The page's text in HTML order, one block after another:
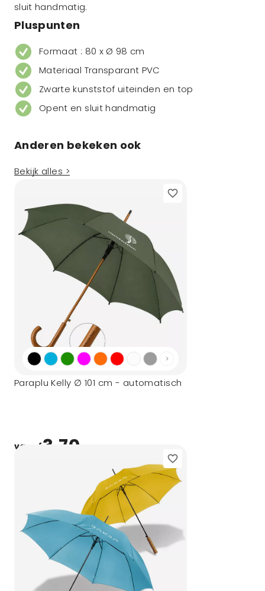
sluit handmatig.
Pluspunten
Formaat : 80 x Ø 98 cm
Materiaal Transparant PVC
Zwarte kunststof uiteinden en top
Opent en sluit handmatig
Anderen bekeken ook
Bekijk alles >
Paraplu Kelly ∅ 101 cm - automatisch
vanaf3,70